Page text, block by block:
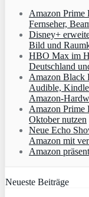
Amazon Prime
Fernseher,
Disney+
Bild und
HBO Max im
Deutschland
Amazon Black
Audible,
Amazon Prime
Oktober nutzen
Neue Echo
Amazon mit
Amazon
Neueste Beiträge